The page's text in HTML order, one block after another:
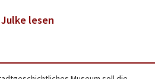
lesen